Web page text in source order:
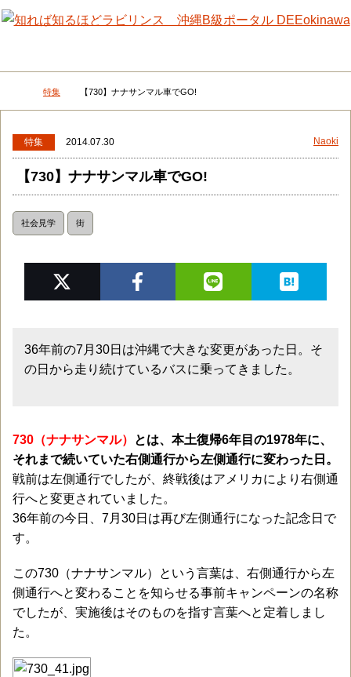
メニュー 検
DEEokinawaトップ
特集 【730】ナナサンマル車でGO!
特集 2014.07.30 Naoki
【730】ナナサンマル車でGO!
社会見学 街
36年前の7月30日は沖縄で大きな変更があった日。そ
の日から走り続けているバスに乗ってきました。
730（ナナサンマル）
とは、本土復帰6年目の1978年に、
それまで続いていた右側通行から左側通行に変わった日。
戦前は左側通行でしたが、終戦後はアメリカにより右側通
行へと変更されていました。
36年前の今日、7月30日は再び左側通行になった記念日で
す。
この730（ナナサンマル）という言葉は、右側通行から左
側通行へと変わることを知らせる事前キャンペーンの名称
でしたが、実施後はそのものを指す言葉へと定着しまし
た。